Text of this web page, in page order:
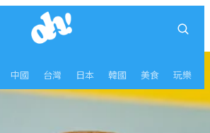
中國 台灣 日本 韓國 美食 玩樂